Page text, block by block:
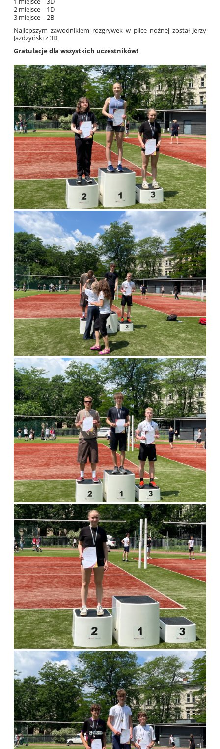
2 miejsce – 1D
3 miejsce – 2B
Najlepszym zawodnikiem rozgrywek w piłce nożnej został Jerzy
Jażdżyński z 3D
Gratulacje dla wszystkich uczestników!